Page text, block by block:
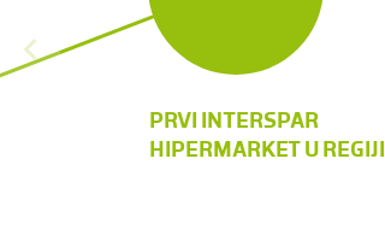
PRVI INTERSPAR
HIPERMARKET U REGIJI